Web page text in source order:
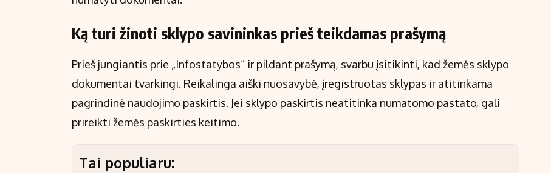
Ką turi žinoti sklypo savininkas prieš teikdamas prašymą
Prieš jungiantis prie „Infostatybos“ ir pildant prašymą, svarbu įsitikinti, kad žemės sklypo
dokumentai tvarkingi. Reikalinga aiški nuosavybė, įregistruotas sklypas ir atitinkama
pagrindinė naudojimo paskirtis. Jei sklypo paskirtis neatitinka numatomo pastato, gali
prireikti žemės paskirties keitimo.
Tai populiaru: